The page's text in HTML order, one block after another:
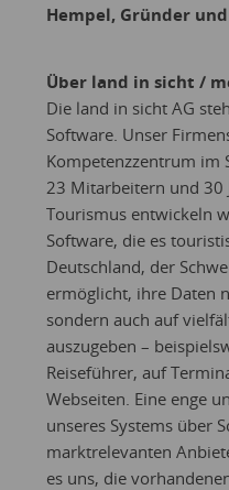
Hempel, Gründer
Über land in sicht /
Die land in sicht AG
Software. Unser
Kompetenzzentrum im
23 Mitarbeitern und 30
Tourismus entwickeln
Software, die es
Deutschland, der
ermöglicht, ihre Daten
sondern auch auf
auszugeben –
Reiseführer, auf
Webseiten. Eine enge
unseres Systems über
marktrelevanten
es uns, die